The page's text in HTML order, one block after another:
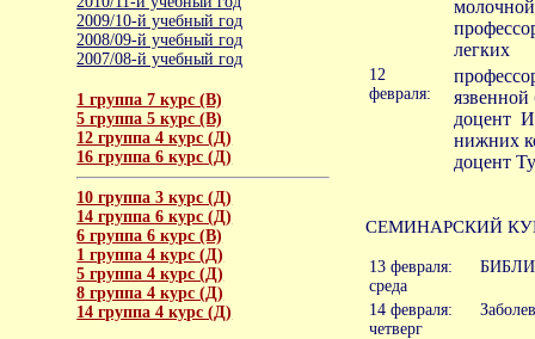
2009/10-й учебный год
2008/09-й учебный год
2007/08-й учебный год
1 группа 7 курс (В)
5 группа 5 курс (В)
12 группа 4 курс (Д)
16 группа 6 курс (Д)
10 группа 3 курс (Д)
14 группа 6 курс (Д)
6 группа 6 курс (В)
1 группа 4 курс (Д)
5 группа 4 курс (Д)
8 группа 4 курс (Д)
14 группа 4 курс (Д)
легких
12
февраля:
язвенной
доцент
нижних
доцент
СЕМИНАРСКИЙ
13 февраля:
среда
14 февраля:
четверг